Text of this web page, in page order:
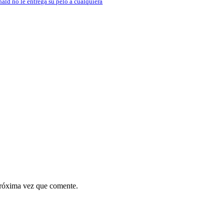
vez que comente.